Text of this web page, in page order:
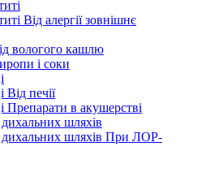
Від алергії зовнішнє
вологого кашлю
і соки
Від печії
Препарати в акушерстві
шляхів
дихальних шляхів При ЛОР-